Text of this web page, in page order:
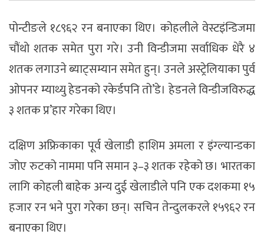
पोन्टीङले १८९६२ रन बनाएका थिए। कोहलीले वेस्टइंन्डिजमा
चौंथो शतक समेत पुरा गरे। उनी विन्डीजमा सर्वाधिक धेरै ४
शतक लगाउने ब्याट्सम्यान समेत हुन्। उनले अस्ट्रेलियाका पुर्व
ओपनर म्याथ्यु हेडनको रकेर्डपनि तो’डे। हेडनले विन्डीजविरुद्ध
३ शतक प्र’हार गरेका थिए।
दक्षिण अफ्रिकाका पूर्व खेलाडी हाशिम अमला र इंग्ल्यान्डका
जोए रुटको नाममा पनि समान ३–३ शतक रहेको छ। भारतका
लागि कोहली बाहेक अन्य दुई खेलाडीले पनि एक दशकमा १५
हजार रन भने पुरा गरेका छन्। सचिन तेन्दुलकरले १५९६२ रन
बनाएका थिए।